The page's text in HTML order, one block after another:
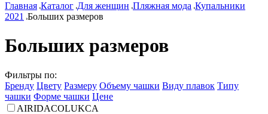
Главная Каталог Для женщин Пляжная мода Купальники
2021 Больших размеров
Больших размеров
Фильтры по:
Бренду Цвету Размеру Объему чашки Виду плавок Типу
чашки Форме чашки Цене
AIRIDACOLUKCA